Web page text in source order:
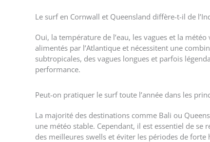
Le surf en Cornwall et Queensland diffère-t-il de
Oui, la température de l’eau, les vagues et la
alimentés par l’Atlantique et nécessitent une
subtropicales, des vagues longues et parfois
performance.
Peut-on pratiquer le surf toute l’année dans les
La majorité des destinations comme Bali ou
une météo stable. Cependant, il est essentiel de
des meilleures swells et éviter les périodes de